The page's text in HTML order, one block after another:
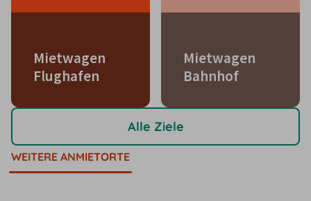
Mietwagen
Flughafen
Mietwagen
Bahnhof
Alle Ziele
WEITERE ANMIETORTE